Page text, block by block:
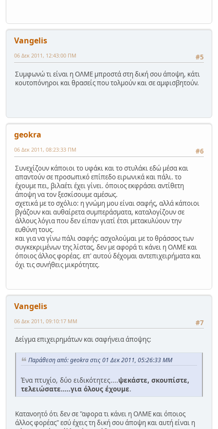
Vangelis
#5
06 Δεκ 2011, 12:43:00 ΠΜ
Συμφωνώ τι είναι η ΟΛΜΕ μπροστά στη δική σου άποψη, κάτι
κουτοπόνηροι και θρασείς που τολμούν και σε αμφισβητούν.
geokra
#6
06 Δεκ 2011, 08:23:33 ΠΜ
Συνεχίζουν κάποιοι το υφάκι και το στυλάκι εδώ μέσα και
απαντούν σε προσωπικό επίπεδο ειρωνικά και πάλι. το
έχουμε πει, βιλαέτι έχει γίνει. όποιος εκφράσει αντίθετη
άποψη να τον ξεσκίσουμε αμέσως.
σχετικά με το σχόλιο: η γνώμη μου είναι σαφής, αλλά κάποιοι
βγάζουν και αυθαίρετα συμπεράσματα, καταλογίζουν σε
άλλους λόγια που δεν είπαν γιατί έτσι μετακυλύουν την
ευθύνη τους.
και για να γίνω πάλι σαφής: ασχολούμαι με το θράσσος των
συγκεκριμένων της λίστας, δεν με αφορά τι κάνει η ΟΛΜΕ και
όποιος άλλος φορέας. επ' αυτού δέχομαι αντεπιχειρήματα και
όχι τις συνήθεις μικρότητες.
Vangelis
#7
06 Δεκ 2011, 09:10:17 ΜΜ
Δείγμα επιχειρημάτων και σαφήνεια άποψης:
Παράθεση από: geokra στις 01 Δεκ 2011, 05:26:33 ΜΜ
Ένα πτυχίο, δύο ειδικότητες....ψεκάστε, σκουπίστε,
τελειώσατε.....για όλους έχουμε.
Κατανοητό ότι δεν σε "αφορα τι κάνει η ΟΛΜΕ και όποιος
άλλος φορέας" εσύ έχεις τη δική σου άποψη και αυτή είναι η